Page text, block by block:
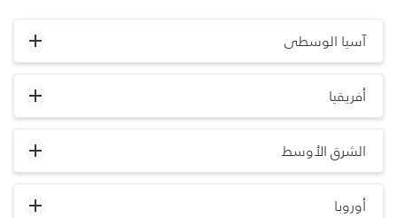
آسيا الوسطى
أفريقيا
الشرق الأوسط
أوروبا